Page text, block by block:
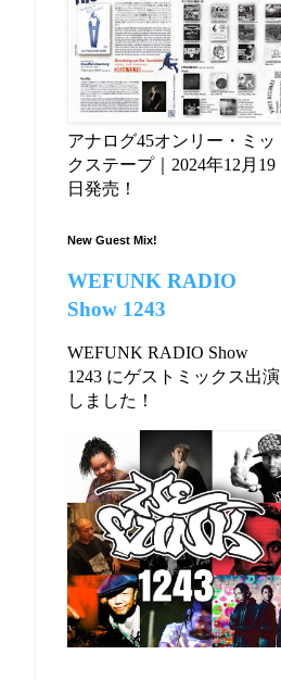
アナログ45オンリー・ミッ
クステープ｜2024年12月19
日発売！
New Guest Mix!
WEFUNK RADIO
Show 1243
WEFUNK RADIO Show
1243 にゲストミックス出演
しました！